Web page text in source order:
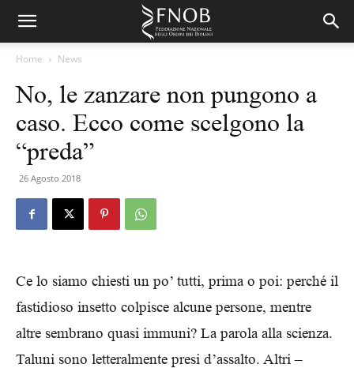
Home News
No, le zanzare non pungono a
caso. Ecco come scelgono la
“preda”
26 Agosto 2018
Ce lo siamo chiesti un po’ tutti, prima o poi: perché il
fastidioso insetto colpisce alcune persone, mentre
altre sembrano quasi immuni? La parola alla scienza.
Taluni sono letteralmente presi d’assalto. Altri –